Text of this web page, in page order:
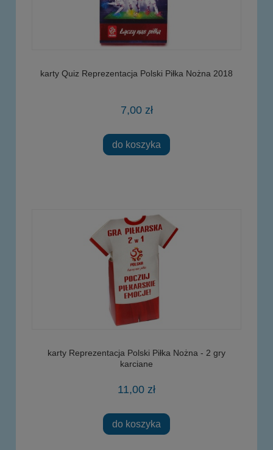
karty Quiz Reprezentacja Polski Piłka Nożna 2018
7,00 zł
do koszyka
karty Reprezentacja Polski Piłka Nożna - 2 gry
karciane
11,00 zł
do koszyka